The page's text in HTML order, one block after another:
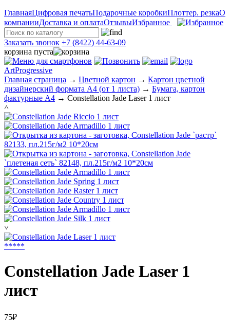
ГлавнаяЦифровая печатьПодарочные коробкиПлоттер. резкаО
компанииДоставка и оплатаОтзывыИзбранное
Заказать звонок +7 (8422) 44-63-09
корзина пуста
ArtProgressive
Главная страница → Цветной картон → Картон цветной
дизайнерский формата А4 (от 1 листа) → Бумага, картон
фактурные А4 → Constellation Jade Laser 1 лист
˄
˅
*****
Constellation Jade Laser 1
лист
75₽